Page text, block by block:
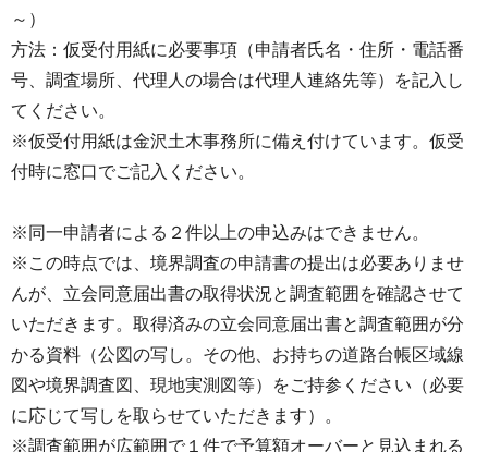
～）
方法：仮受付用紙に必要事項（申請者氏名・住所・電話番
号、調査場所、代理人の場合は代理人連絡先等）を記入し
てください。
※仮受付用紙は金沢土木事務所に備え付けています。仮受
付時に窓口でご記入ください。
※同一申請者による２件以上の申込みはできません。
※この時点では、境界調査の申請書の提出は必要ありませ
んが、立会同意届出書の取得状況と調査範囲を確認させて
いただきます。取得済みの立会同意届出書と調査範囲が分
かる資料（公図の写し。その他、お持ちの道路台帳区域線
図や境界調査図、現地実測図等）をご持参ください（必要
に応じて写しを取らせていただきます）。
※調査範囲が広範囲で１件で予算額オーバーと見込まれる